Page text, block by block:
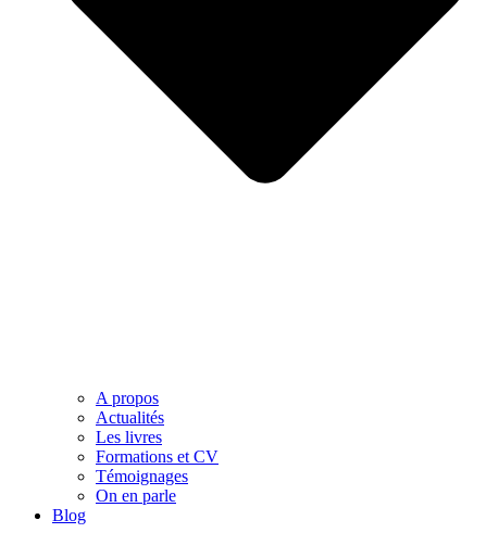
A propos
Actualités
Les livres
Formations et CV
Témoignages
On en parle
Blog